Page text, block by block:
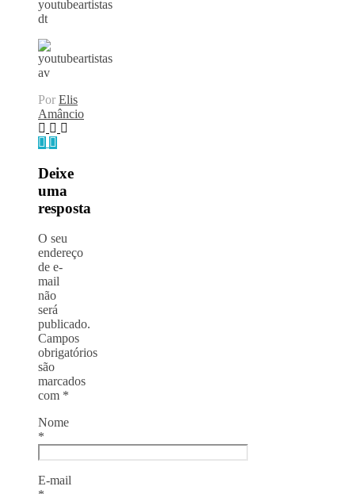
Por Elis
Amâncio
Deixe
uma
resposta
O seu
endereço
de e-
mail
não
será
publicado.
Campos
obrigatórios
são
marcados
com *
Nome
*
E-mail